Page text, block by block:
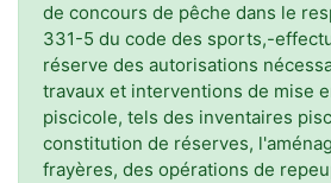
de concours de pêche dans le
331-5 du code des sports,-
réserve des autorisations
travaux et interventions de mise
piscicole, tels des inventaires
constitution de réserves,
frayères, des opérations de